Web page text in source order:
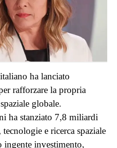
ha lanciato
rafforzare la propria
globale.
ha stanziato 7,8 miliardi
e ricerca spaziale
investimento,